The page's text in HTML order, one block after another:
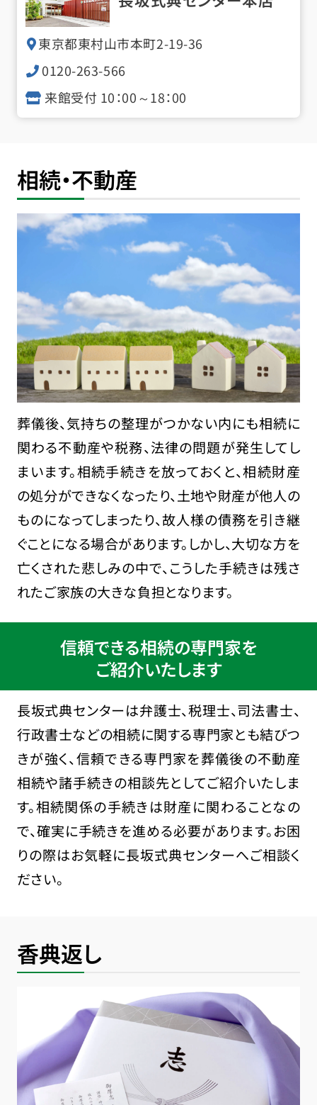
東京都東村山市本町2-19-36
0120-263-566
来館受付 10：00～18：00
相続・不動産
葬儀後、気持ちの整理がつかない内にも相続に
関わる不動産や税務、法律の問題が発生してし
まいます。相続手続きを放っておくと、相続財産
の処分ができなくなったり、土地や財産が他人の
ものになってしまったり、故人様の債務を引き継
ぐことになる場合があります。しかし、大切な方を
亡くされた悲しみの中で、こうした手続きは残さ
れたご家族の大きな負担となります。
信頼できる相続の専門家を
ご紹介いたします
長坂式典センターは弁護士、税理士、司法書士、
行政書士などの相続に関する専門家とも結びつ
きが強く、信頼できる専門家を葬儀後の不動産
相続や諸手続きの相談先としてご紹介いたしま
す。相続関係の手続きは財産に関わることなの
で、確実に手続きを進める必要があります。お困
りの際はお気軽に長坂式典センターへご相談く
ださい。
香典返し